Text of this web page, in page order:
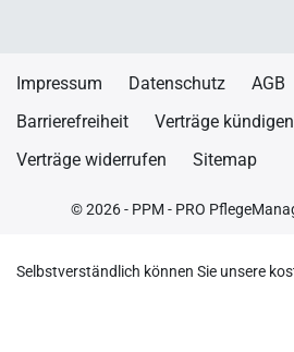
Impressum Datenschutz AGB
Barrierefreiheit
Verträge kündigen
Verträge widerrufen
Sitemap
© 2026 - PPM - PRO
Selbstverständlich können Sie unsere